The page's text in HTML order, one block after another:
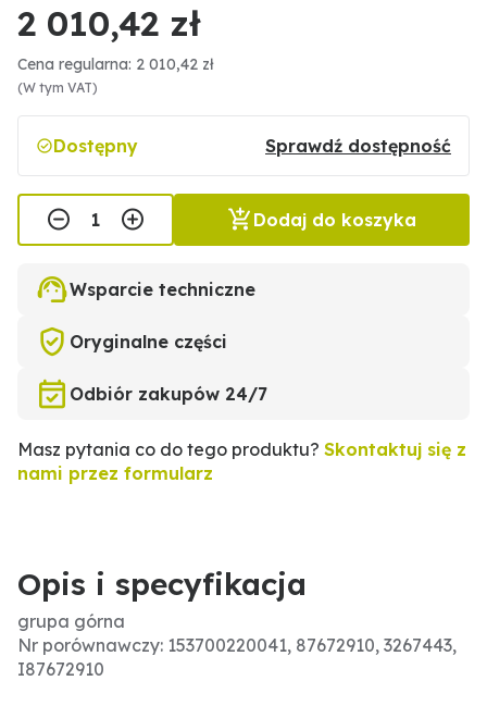
2 010,42 zł
Cena regularna: 2 010,42 zł
(W tym VAT)
Dostępny Sprawdź dostępność
Dodaj do koszyka
Wsparcie techniczne
Oryginalne części
Odbiór zakupów 24/7
Masz pytania co do tego produktu? Skontaktuj się z
nami przez formularz
Opis i specyfikacja
grupa górna
Nr porównawczy: 153700220041, 87672910, 3267443,
I87672910